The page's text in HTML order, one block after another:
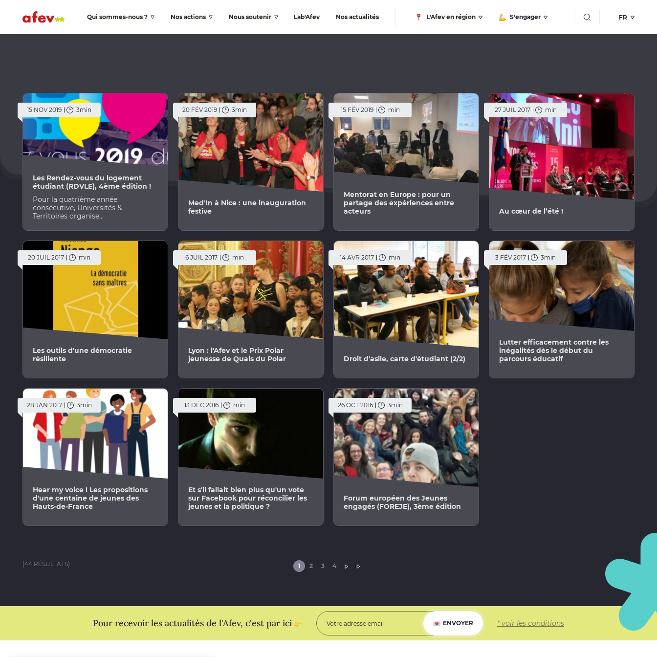
Qui sommes-nous ? Nos actions Nous soutenir Lab'Afev Nos actualités L'Afev en région S'engager Bouton recherche
15 NOV 2019 3min
Les Rendez-vous du logement
étudiant (RDVLE), 4ème édition !
Pour la quatrième année
consécutive, Universités &
Territoires organise...
20 FÉV 2019 3min
Med'In à Nice : une inauguration
festive
15 FÉV 2019 min
Mentorat en Europe : pour un
partage des expériences entre
acteurs
27 JUIL 2017 min
Au cœur de l’été !
20 JUIL 2017 min
Les outils d'une démocratie
résiliente
6 JUIL 2017 min
Lyon : l'Afev et le Prix Polar
jeunesse de Quais du Polar
14 AVR 2017 min
Droit d'asile, carte d'étudiant (2/2)
3 FÉV 2017 3min
Lutter efficacement contre les
inégalités dès le début du
parcours éducatif
28 JAN 2017 3min
Hear my voice ! Les propositions
d'une centaine de jeunes des
Hauts-de-France
13 DÉC 2016 min
Et s'il fallait bien plus qu'un vote
sur Facebook pour réconcilier les
jeunes et la politique ?
26 OCT 2016 3min
Forum européen des Jeunes
engagés (FOREJE), 3ème édition
(44 RÉSULTATS) PAGINATION
PAGE COURANTE
1 PAGE
2 PAGE
3 PAGE
4
PAGE SUIVANTE
DERNIÈRE PAGE
Pour recevoir les actualités de l'Afev, c'est par ici ENVOYER * voir les conditions